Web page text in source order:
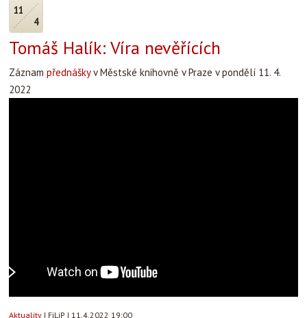
11
4
Tomáš Halík: Víra nevěřících
Záznam přednáškyv Městské knihovně v Praze v pondělí 11. 4.
2022
Aktuality | FiLiP | 11.4.2022 19:00